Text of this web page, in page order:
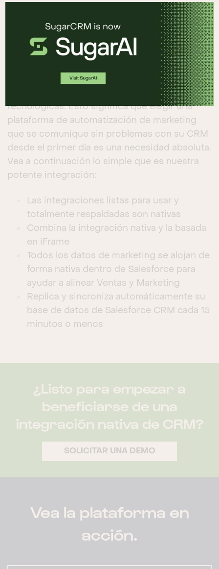
Sugar Market + Salesforce CRM
La alineación entre Ventas y Marketing
comienza con la alineación de las plataformas
tecnológicas. Esto significa que elegir una
plataforma de automatización de marketing
que se comunique sin problemas con su CRM
desde el primer día es una necesidad absoluta.
Vea a continuación lo simple que es nuestra
potente integración:
Las integraciones listas para usar y
totalmente respaldadas son nativas
Combina la integración nativa y la basada
en iFrame
Todos los datos de marketing se alojan de
forma nativa dentro de Salesforce para
ayudar a alinear Ventas y Marketing
Replica y sincroniza automáticamente su
base de datos de Salesforce CRM cada 15
minutos o menos
¿Listo para empezar a
beneficiarse de una
integración nativa de CRM?
SOLICITAR UNA DEMO
Vea la plataforma en
acción.